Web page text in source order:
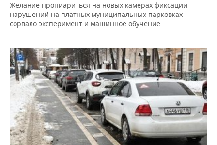
Желание пропиариться на новых камерах фиксации
нарушений на платных муниципальных парковках
сорвало эксперимент и машинное обучение